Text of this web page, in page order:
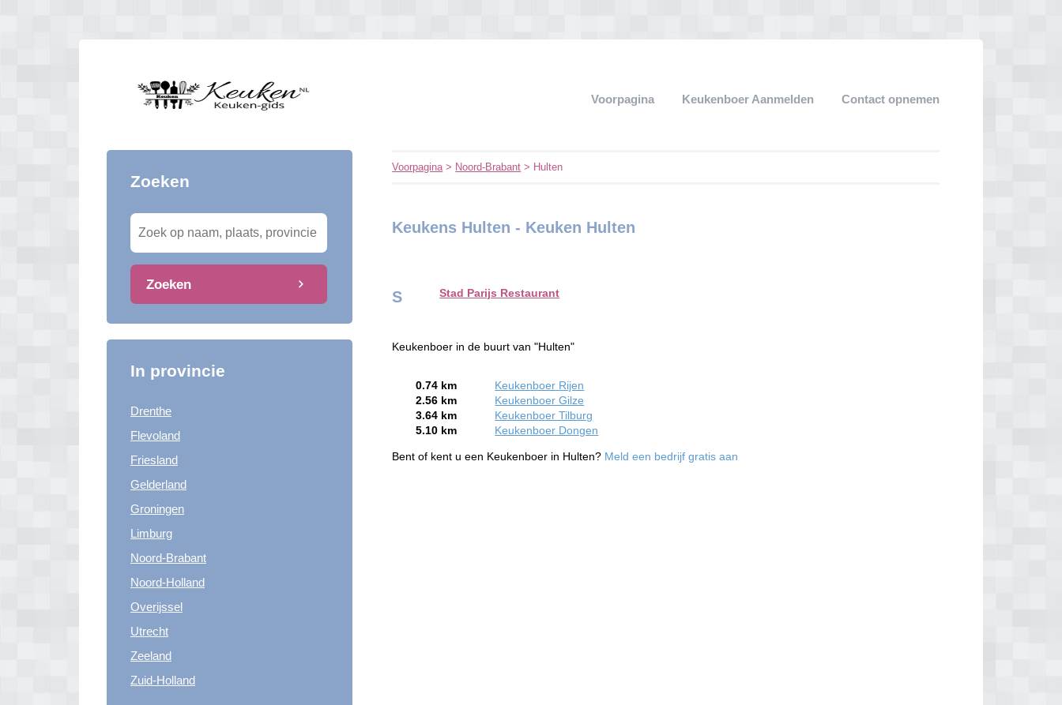
Voorpagina Keukenboer Aanmelden Contact opnemen
Zoeken
Zoeken
In provincie
Drenthe
Flevoland
Friesland
Gelderland
Groningen
Limburg
Noord-Brabant
Noord-Holland
Overijssel
Utrecht
Zeeland
Zuid-Holland
Voorpagina> Noord-Brabant > Hulten
Keukens Hulten - Keuken Hulten
S Stad Parijs Restaurant
Keukenboer in de buurt van "Hulten"
0.74 km
Keukenboer Rijen
2.56 km
Keukenboer Gilze
3.64 km
Keukenboer Tilburg
5.10 km
Keukenboer Dongen
Bent of kent u een Keukenboer in Hulten? Meld een bedrijf gratis aan